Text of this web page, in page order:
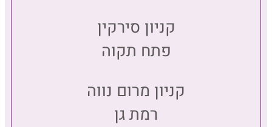
קניון סירקין
פתח תקוה
קניון מרום נווה
רמת גן